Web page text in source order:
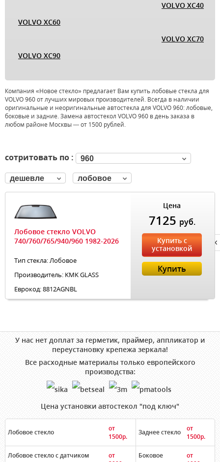
VOLVO XC40
VOLVO XC60
VOLVO XC70
VOLVO XC90
Компания «Новое стекло» предлагает Вам купить лобовые стекла для
VOLVO 960 от лучших мировых производителей. Всегда в наличии
оригинальные и неоригинальные автостекла для VOLVO 960: лобовые,
боковые и задние. Замена автостекол VOLVO 960 в день заказа в
любом районе Москвы — от 1500 рублей.
сотритовать по : 960
дешевле лобовое
Лобовое стекло VOLVO
740/760/765/940/960 1982-2026
Тип стекла: Лобовое
Производитель: KMK GLASS
Еврокод: 8812AGNBL
Цена
7125 руб.
Купить с
установкой
Купить
У нас нет доплат за герметик, праймер, аппликатор и
переустановку крепежа зеркала!
Все расходные материалы только европейского
производства:
Цена установки автостекол "под ключ"
Лобовое стекло
от
1500р.
Заднее стекло
от
1500р.
Лобовое стекло с датчиком
от
Боковое
от
Privacy notice